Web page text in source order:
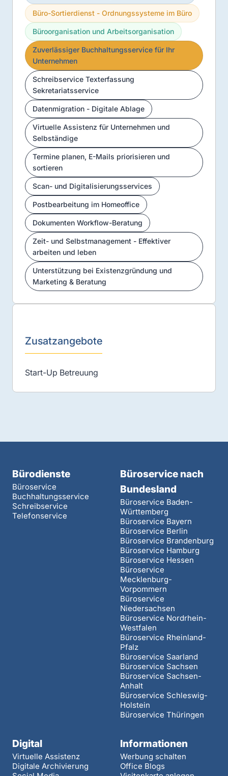
Büro-Sortierdienst - Ordnungssysteme im Büro
Büroorganisation und Arbeitsorganisation
Zuverlässiger Buchhaltungsservice für Ihr
Unternehmen
Schreibservice Texterfassung
Sekretariatsservice
Datenmigration - Digitale Ablage
Virtuelle Assistenz für Unternehmen und
Selbständige
Termine planen, E-Mails priorisieren und
sortieren
Scan- und Digitalisierungsservices
Postbearbeitung im Homeoffice
Dokumenten Workflow-Beratung
Zeit- und Selbstmanagement - Effektiver
arbeiten und leben
Unterstützung bei Existenzgründung und
Marketing & Beratung
Zusatzangebote
Start-Up Betreuung
Bürodienste
Büroservice
Buchhaltungsservice
Schreibservice
Telefonservice
Büroservice nach
Bundesland
Büroservice Baden-
Württemberg
Büroservice Bayern
Büroservice Berlin
Büroservice Brandenburg
Büroservice Hamburg
Büroservice Hessen
Büroservice
Mecklenburg-
Vorpommern
Büroservice
Niedersachsen
Büroservice Nordrhein-
Westfalen
Büroservice Rheinland-
Pfalz
Büroservice Saarland
Büroservice Sachsen
Büroservice Sachsen-
Anhalt
Büroservice Schleswig-
Holstein
Büroservice Thüringen
Digital
Virtuelle Assistenz
Digitale Archivierung
Informationen
Werbung schalten
Office Blogs